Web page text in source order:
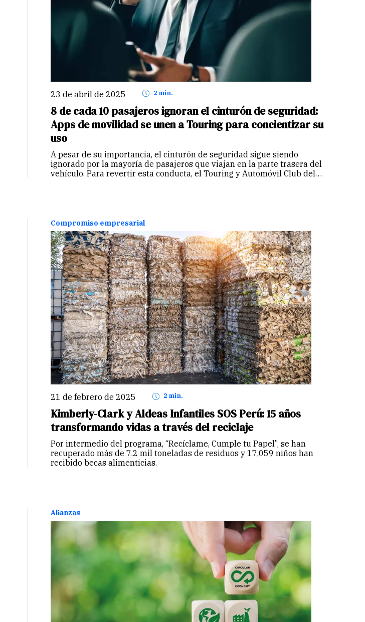
23 de abril de 2025 2 min.
8 de cada 10 pasajeros ignoran el cinturón de seguridad:
Apps de movilidad se unen a Touring para concientizar su
uso
A pesar de su importancia, el cinturón de seguridad sigue siendo
ignorado por la mayoría de pasajeros que viajan en la parte trasera del
vehículo. Para revertir esta conducta, el Touring y Automóvil Club del
Compromiso empresarial
21 de febrero de 2025 2 min.
Kimberly-Clark y Aldeas Infantiles SOS Perú: 15 años
transformando vidas a través del reciclaje
Por intermedio del programa, “Recíclame, Cumple tu Papel”, se han
recuperado más de 7.2 mil toneladas de residuos y 17,059 niños han
recibido becas alimenticias.
Alianzas